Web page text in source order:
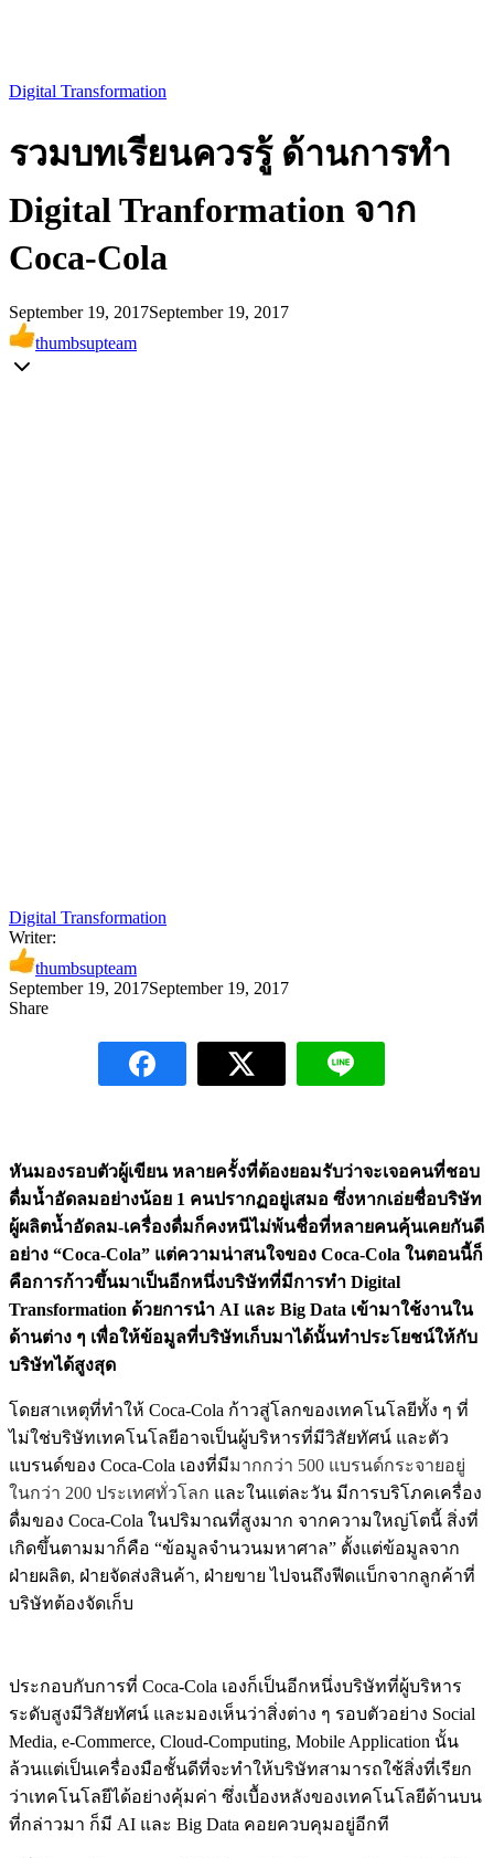
Digital Transformation
รวมบทเรียนควรรู้ ด้านการทำ
Digital Tranformation จาก
Coca-Cola
September 19, 2017September 19, 2017
thumbsupteam
Digital Transformation
Writer:
thumbsupteam
September 19, 2017September 19, 2017
Share
หันมองรอบตัวผู้เขียน หลายครั้งที่ต้องยอมรับว่าจะเจอคนที่ชอบ
ดื่มน้ำอัดลมอย่างน้อย 1 คนปรากฏอยู่เสมอ ซึ่งหากเอ่ยชื่อบริษัท
ผู้ผลิตน้ำอัดลม-เครื่องดื่มก็คงหนีไม่พ้นชื่อที่หลายคนคุ้นเคยกันดี
อย่าง “Coca-Cola” แต่ความน่าสนใจของ Coca-Cola ในตอนนี้ก็
คือการก้าวขึ้นมาเป็นอีกหนึ่งบริษัทที่มีการทำ Digital
Transformation ด้วยการนำ AI และ Big Data เข้ามาใช้งานใน
ด้านต่าง ๆ เพื่อให้ข้อมูลที่บริษัทเก็บมาได้นั้นทำประโยชน์ให้กับ
บริษัทได้สูงสุด
โดยสาเหตุที่ทำให้ Coca-Cola ก้าวสู่โลกของเทคโนโลยีทั้ง ๆ ที่
ไม่ใช่บริษัทเทคโนโลยีอาจเป็นผู้บริหารที่มีวิสัยทัศน์ และตัว
แบรนด์ของ Coca-Cola เองที่มีมากกว่า 500 แบรนด์กระจายอยู่
ในกว่า 200 ประเทศทั่วโลก และในแต่ละวัน มีการบริโภคเครื่อง
ดื่มของ Coca-Cola ในปริมาณที่สูงมาก จากความใหญ่โตนี้ สิ่งที่
เกิดขึ้นตามมาก็คือ “ข้อมูลจำนวนมหาศาล” ตั้งแต่ข้อมูลจาก
ฝ่ายผลิต, ฝ่ายจัดส่งสินค้า, ฝ่ายขาย ไปจนถึงฟีดแบ็กจากลูกค้าที่
บริษัทต้องจัดเก็บ
ประกอบกับการที่ Coca-Cola เองก็เป็นอีกหนึ่งบริษัทที่ผู้บริหาร
ระดับสูงมีวิสัยทัศน์ และมองเห็นว่าสิ่งต่าง ๆ รอบตัวอย่าง Social
Media, e-Commerce, Cloud-Computing, Mobile Application นั้น
ล้วนแต่เป็นเครื่องมือชั้นดีที่จะทำให้บริษัทสามารถใช้สิ่งที่เรียก
ว่าเทคโนโลยีได้อย่างคุ้มค่า ซึ่งเบื้องหลังของเทคโนโลยีด้านบน
ที่กล่าวมา ก็มี AI และ Big Data คอยควบคุมอยู่อีกที